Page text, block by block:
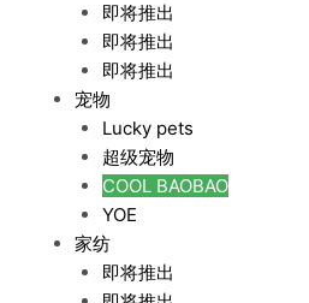
即将推出
即将推出
即将推出
宠物
Lucky pets
超级宠物
COOL BAOBAO
YOE
家纺
即将推出